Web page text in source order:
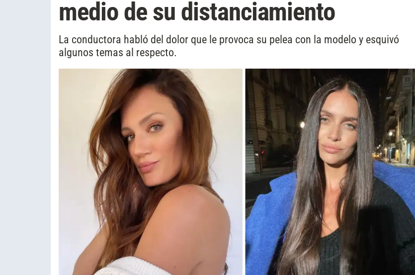
medio de su distanciamiento
La conductora habló del dolor que le provoca su pelea con la modelo y esquivó
algunos temas al respecto.